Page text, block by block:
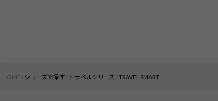
HOME シリーズで探す トラベルシリーズ TRAVEL SMART